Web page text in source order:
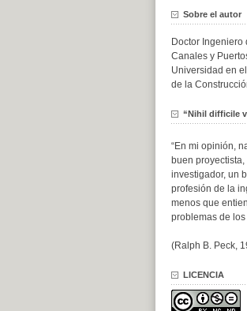
Sobre el autor
Doctor Ingeniero
Canales y
Universidad en
de la
“Nihil difficile
“En mi opinión,
buen proyectista,
investigador, un
profesión de la
menos que
problemas de los
(Ralph B. Peck,
LICENCIA